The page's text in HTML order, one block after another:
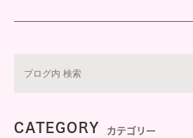
CATEGORY カテゴリー